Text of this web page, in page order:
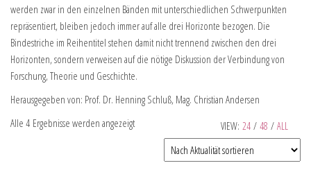
werden zwar in den einzelnen Bänden mit unterschiedlichen Schwerpunkten
repräsentiert, bleiben jedoch immer auf alle drei Horizonte bezogen. Die
Bindestriche im Reihentitel stehen damit nicht trennend zwischen den drei
Horizonten, sondern verweisen auf die nötige Diskussion der Verbindung von
Forschung, Theorie und Geschichte.
Herausgegeben von: Prof. Dr. Henning Schluß, Mag. Christian Andersen
VIEW: 24 / 48 / ALL
Alle 4 Ergebnisse werden angezeigt